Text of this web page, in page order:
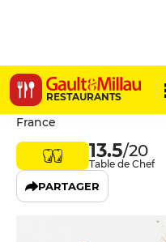
RESTAURANTS
Château
Route de Rousset-
France
13.5/20
Table de Chef
PARTAGER